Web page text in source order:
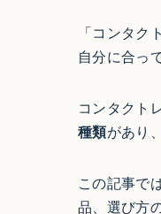
「コンタ
自分に合っ
コンタクト
種類があり
この記事で
品、選び方